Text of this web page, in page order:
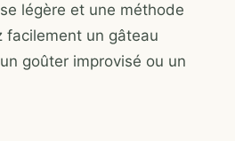
légère et une méthode
facilement un gâteau
goûter improvisé ou un